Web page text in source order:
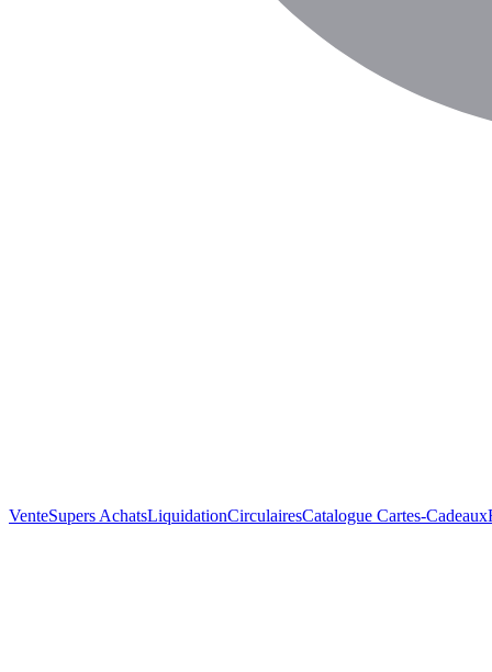
VenteSupers AchatsLiquidationCirculairesCatalogue Cartes-Cadeaux